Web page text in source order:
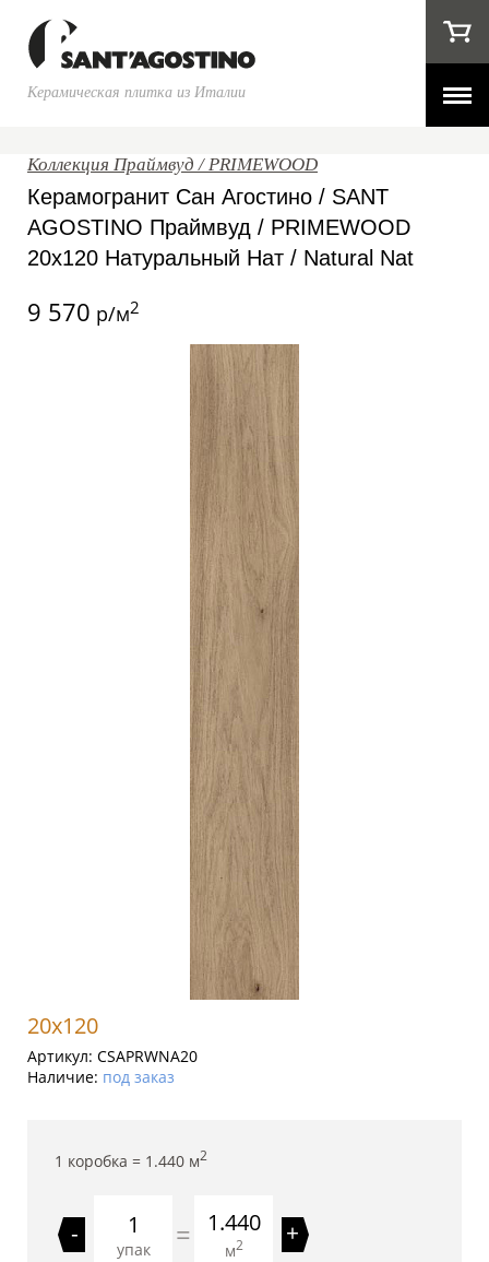
Керамическая плитка из Италии
Коллекция Праймвуд / PRIMEWOOD
Керамогранит Сан Агостино / SANT
AGOSTINO Праймвуд / PRIMEWOOD
20x120 Натуральный Нат / Natural Nat
9 570 р/м2
20x120
Артикул: CSAPRWNA20
Наличие: под заказ
1 коробка = 1.440 м2
-
упак = 1.440
м2 +